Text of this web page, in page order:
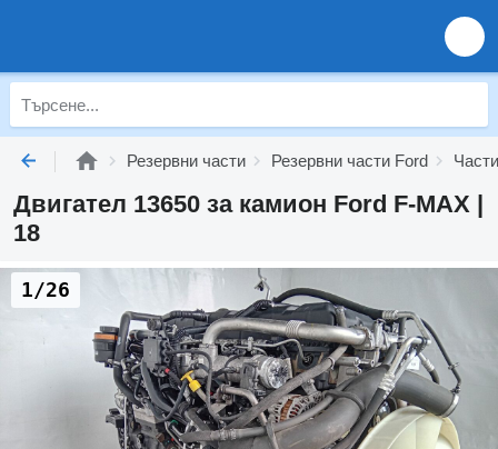
Резервни части Резервни части Ford
Двигател 13650 за камион Ford F-MAX |
18
1/26